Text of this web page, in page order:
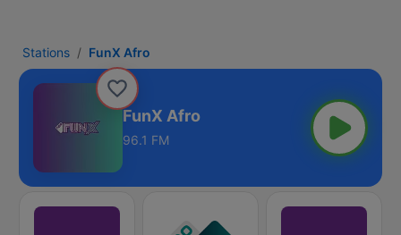
Stations FunX Afro
FunX Afro
96.1 FM